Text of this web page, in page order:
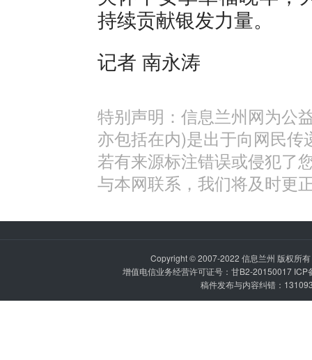
持续贡献银发力量。
记者 南永涛
特别声明：信息兰州网为公
亦包括在内)是出于向网民
若有来源标注错误或侵犯了
与本网联系，我们将及时更
Copyright © 2007-2022 信息兰州 版权所
增值电信业务经营许可证号：甘B2-20150017 ICP
稿件发布与内容纠错：